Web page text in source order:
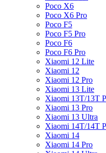
Poco X6
Poco X6 Pro
Poco F5
Poco F5 Pro
Poco F6
Poco F6 Pro
Xiaomi 12 Lite
Xiaomi 12
Xiaomi 12 Pro
Xiaomi 13 Lite
Xiaomi 13T/13T
Xiaomi 13 Pro
Xiaomi 13 Ultra
Xiaomi 14T/14T
Xiaomi 14
Xiaomi 14 Pro